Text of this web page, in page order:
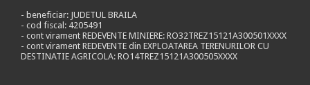
- beneficiar: JUDETUL BRAILA
- cod fiscal: 4205491
- cont virament REDEVENTE MINIERE: RO32TREZ15121A300501XXXX
- cont virament REDEVENTE din EXPLOATAREA TERENURILOR CU
DESTINATIE AGRICOLA: RO14TREZ15121A300505XXXX